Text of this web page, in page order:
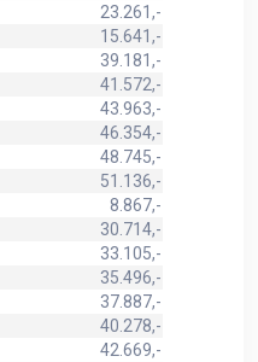
23.261,-
15.641,-
39.181,-
41.572,-
43.963,-
46.354,-
48.745,-
51.136,-
8.867,-
30.714,-
33.105,-
35.496,-
37.887,-
40.278,-
42.669,-